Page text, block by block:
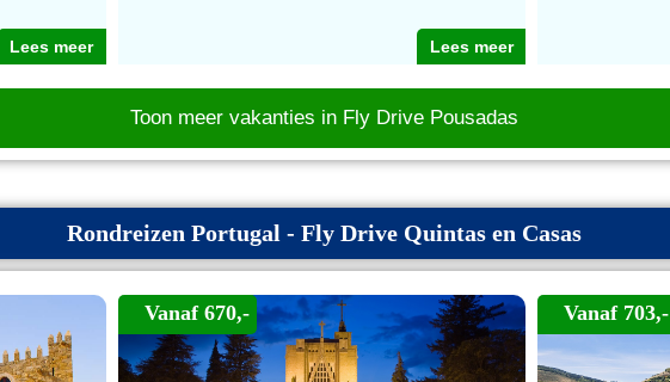
Lees meer Lees meer
Toon meer vakanties in Fly Drive Pousadas
Rondreizen Portugal - Fly Drive Quintas en Casas
Vanaf 670,- Vanaf 703,-